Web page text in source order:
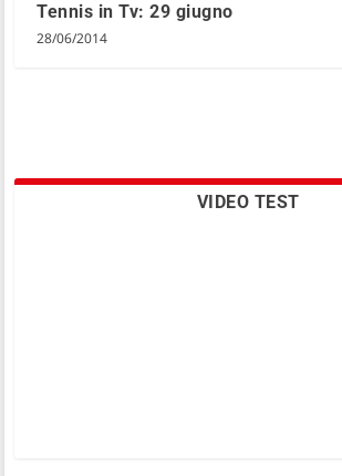
Tennis in Tv: 29 giugno
28/06/2014
VIDEO TEST